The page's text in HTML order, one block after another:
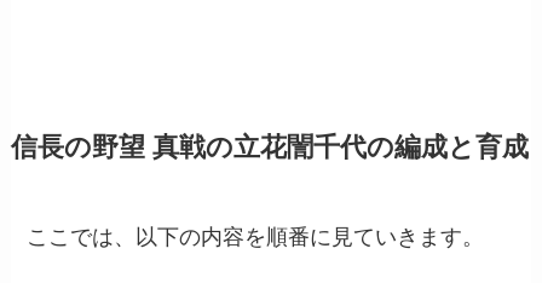
信長の野望 真戦の立花誾千代の編成と育成
ここでは、以下の内容を順番に見ていきます。